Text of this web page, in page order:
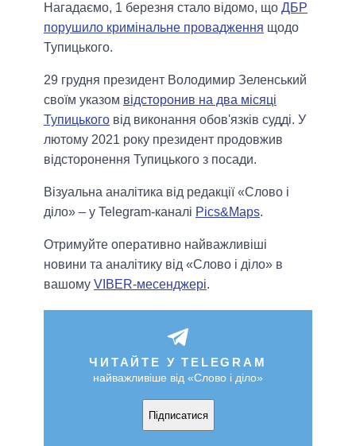
Нагадаємо, 1 березня стало відомо, що ДБР
порушило кримінальне провадження щодо
Тупицького.
29 грудня президент Володимир Зеленський
своїм указом відсторонив на два місяці
Тупицького від виконання обов'язків судді. У
лютому 2021 року президент продовжив
відсторонення Тупицького з посади.
Візуальна аналітика від редакції «Слово і
діло» – у Telegram-каналі Pics&Maps.
Отримуйте оперативно найважливіші
новини та аналітику від «Слово і діло» в
вашому VIBER-месенджері.
ЧИТАЙТЕ У TELEGRAM
найважливіше від «Слово і діло»
Підписатися